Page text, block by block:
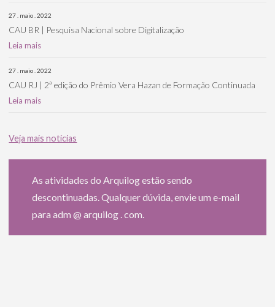
27 . maio . 2022
CAU BR | Pesquisa Nacional sobre Digitalização
Leia mais
27 . maio . 2022
CAU RJ | 2ª edição do Prêmio Vera Hazan de Formação Continuada
Leia mais
Veja mais notícias
As atividades do Arquilog estão sendo
descontinuadas. Qualquer dúvida, envie um e-mail
para adm @ arquilog . com.